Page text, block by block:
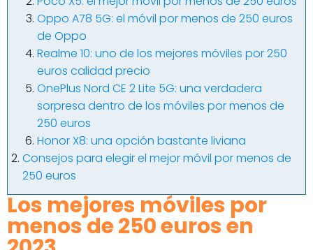
Oppo A78 5G: el móvil por menos de 250 euros
de Oppo
Realme 10: uno de los mejores móviles por 250
euros calidad precio
OnePlus Nord CE 2 Lite 5G: una verdadera
sorpresa dentro de los móviles por menos de
250 euros
Honor X8: una opción bastante liviana
Consejos para elegir el mejor móvil por menos de
250 euros
Los mejores móviles por
menos de 250 euros en